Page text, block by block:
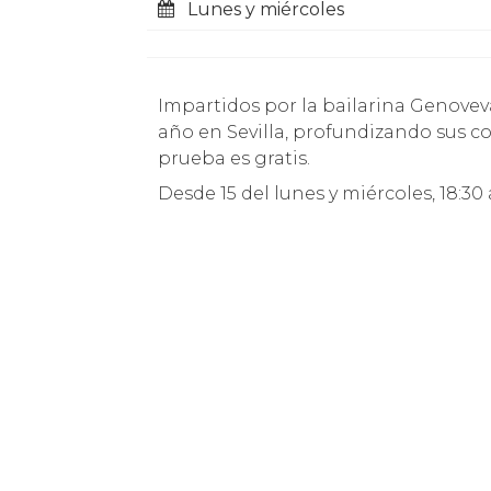
Lunes y miércoles
año en Sevilla, profundizando sus
prueba es gratis.
Desde 15 del lunes y miércoles,